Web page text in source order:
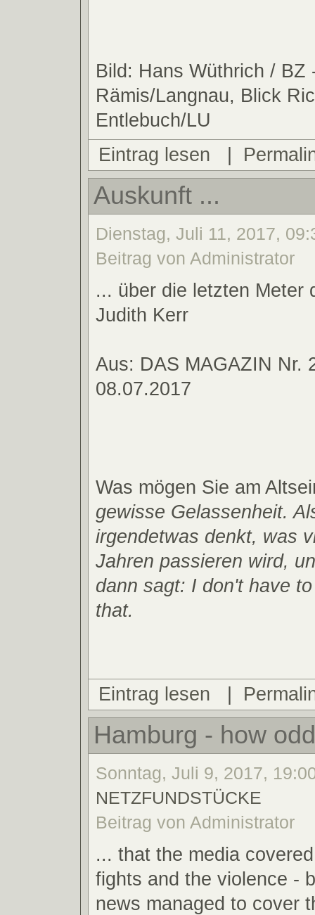
Bild: Hans Wüthrich / BZ
Rämis/Langnau, Blick
Entlebuch/LU
Eintrag lesen
|
Auskunft ...
Dienstag, Juli 11, 2017,
Beitrag von Administrator
... über die letzten Meter
Judith Kerr
Aus: DAS MAGAZIN Nr.
08.07.2017
Was mögen Sie am
gewisse Gelassenheit.
irgendetwas denkt, was
Jahren passieren wird,
dann sagt: I don't have
that.
Eintrag lesen |
Hamburg - how
Sonntag, Juli 9, 2017,
NETZFUNDSTÜCKE
Beitrag von Administrator
... that the media
fights and the violence -
news managed to cover